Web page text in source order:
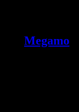
Megamo